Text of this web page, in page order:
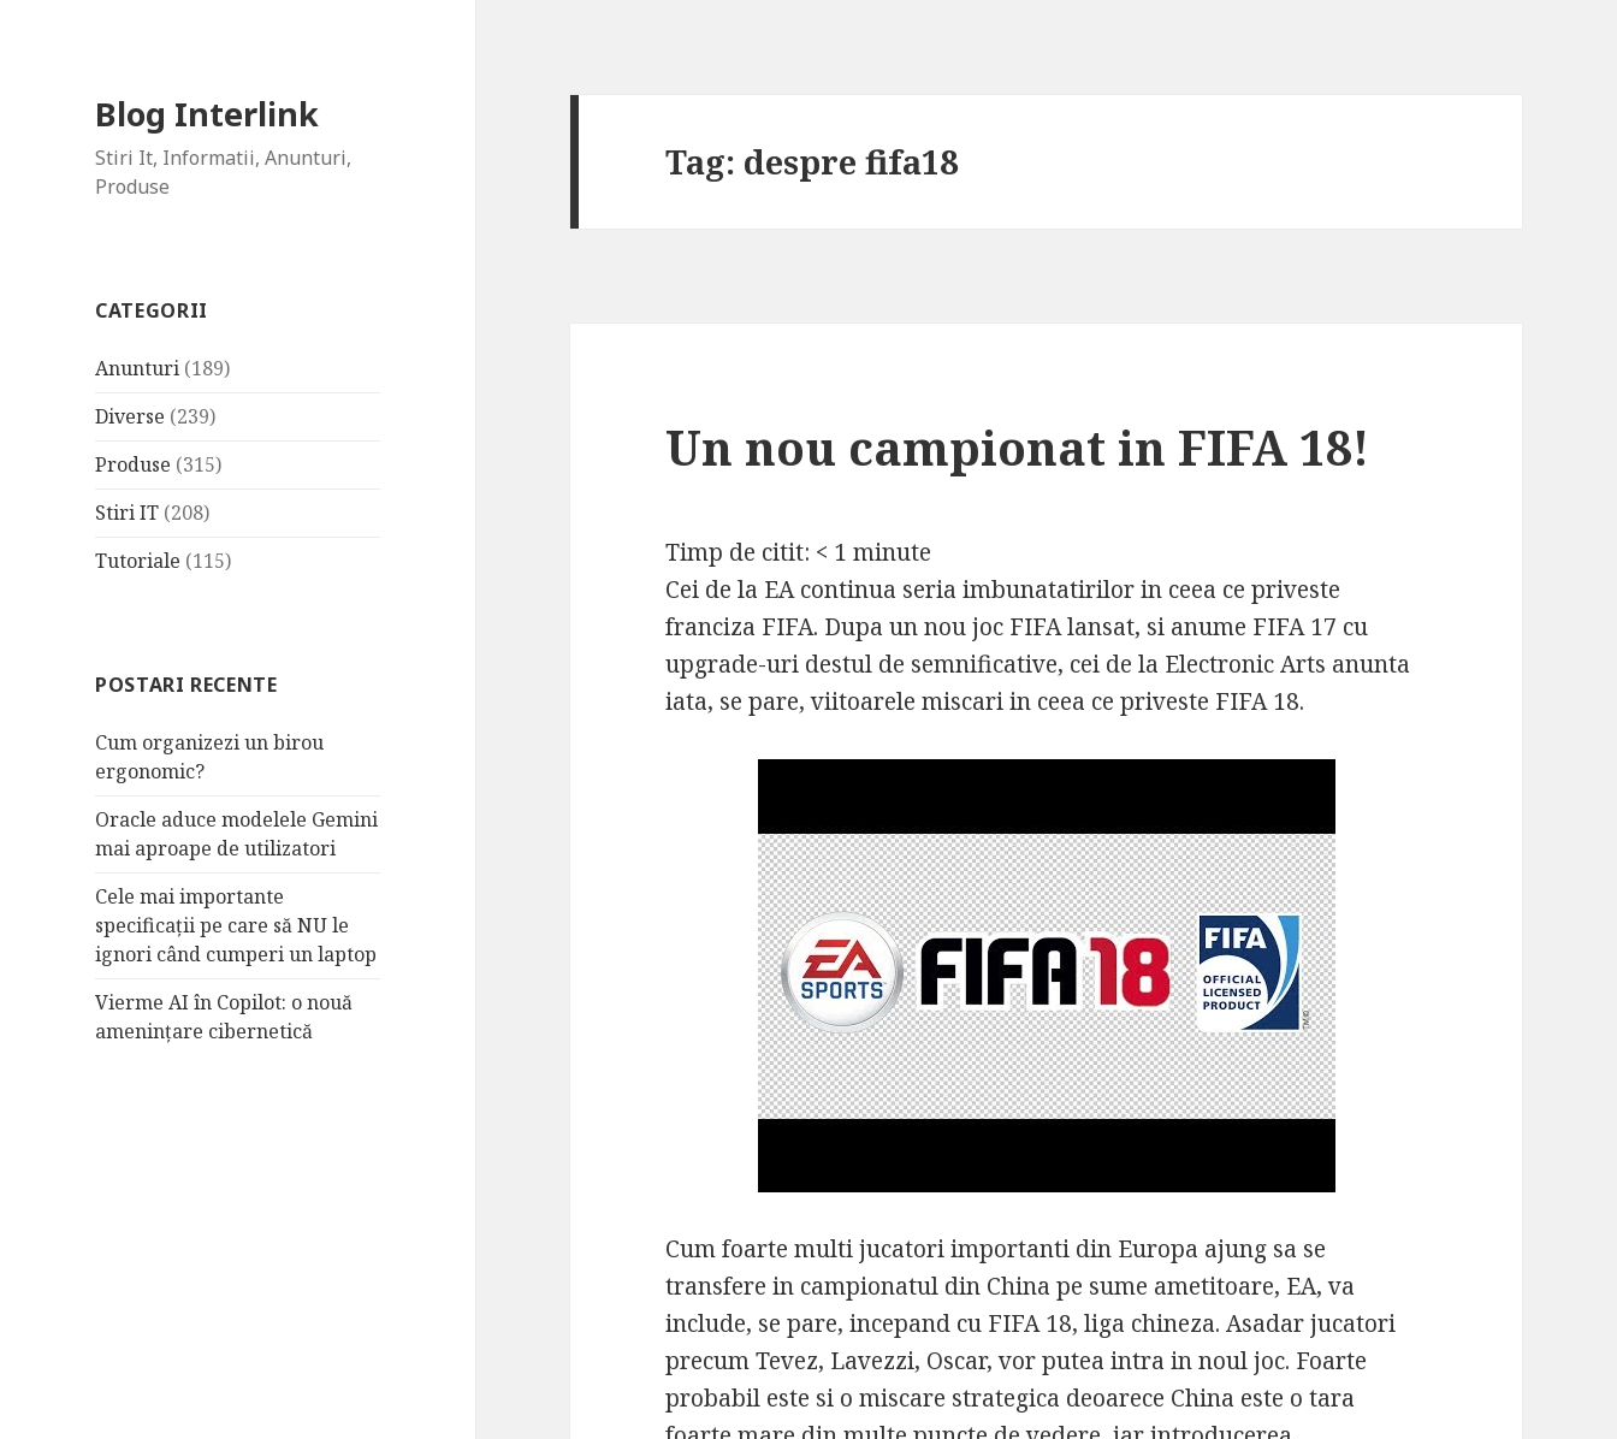
Blog Interlink
Stiri It, Informatii, Anunturi,
Produse
CATEGORII
Anunturi (189)
Diverse (239)
Produse (315)
Stiri IT (208)
Tutoriale (115)
POSTARI RECENTE
Cum organizezi un birou
ergonomic?
Oracle aduce modelele Gemini
mai aproape de utilizatori
Cele mai importante
specificații pe care să NU le
ignori când cumperi un laptop
Vierme AI în Copilot: o nouă
amenințare cibernetică
Tag: despre fifa18
Un nou campionat in FIFA 18!
Timp de citit: < 1 minute
Cei de la EA continua seria imbunatatirilor in ceea ce priveste
franciza FIFA. Dupa un nou joc FIFA lansat, si anume FIFA 17 cu
upgrade-uri destul de semnificative, cei de la Electronic Arts anunta
iata, se pare, viitoarele miscari in ceea ce priveste FIFA 18.
Cum foarte multi jucatori importanti din Europa ajung sa se
transfere in campionatul din China pe sume ametitoare, EA, va
include, se pare, incepand cu FIFA 18, liga chineza. Asadar jucatori
precum Tevez, Lavezzi, Oscar, vor putea intra in noul joc. Foarte
probabil este si o miscare strategica deoarece China este o tara